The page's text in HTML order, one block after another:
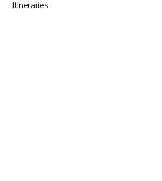
Itineraries